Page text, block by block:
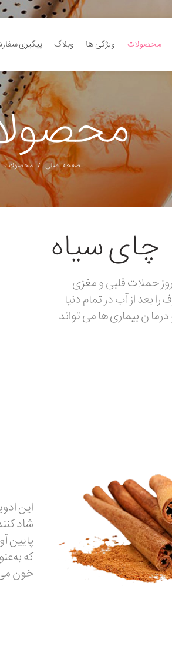
محصولات ویژگی ها وبلاگ پیگیری
صفحه اصلی محصولات
چای سیاه
حملات قلبی و مغزی
بعد از آب در تمام دنیا
ن بیماری ها می تواند
این
شاد
پایین
که
خون